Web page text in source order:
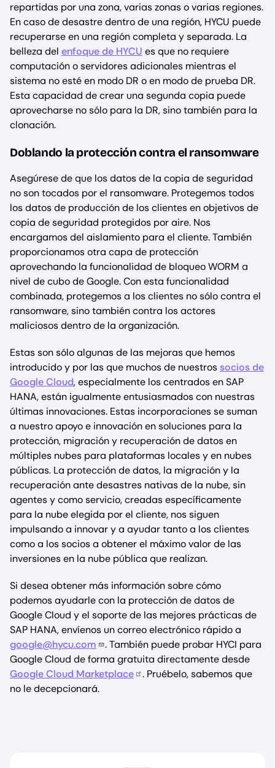
repartidas por una zona, varias zonas o varias regiones.
En caso de desastre dentro de una región, HYCU puede
recuperarse en una región completa y separada. La
belleza del enfoque de HYCU es que no requiere
computación o servidores adicionales mientras el
sistema no esté en modo DR o en modo de prueba DR.
Esta capacidad de crear una segunda copia puede
aprovecharse no sólo para la DR, sino también para la
clonación.
Doblando la protección contra el ransomware
Asegúrese de que los datos de la copia de seguridad
no son tocados por el ransomware. Protegemos todos
los datos de producción de los clientes en objetivos de
copia de seguridad protegidos por aire. Nos
encargamos del aislamiento para el cliente. También
proporcionamos otra capa de protección
aprovechando la funcionalidad de bloqueo WORM a
nivel de cubo de Google. Con esta funcionalidad
combinada, protegemos a los clientes no sólo contra el
ransomware, sino también contra los actores
maliciosos dentro de la organización.
Estas son sólo algunas de las mejoras que hemos
introducido y por las que muchos de nuestros socios de
Google Cloud, especialmente los centrados en SAP
HANA, están igualmente entusiasmados con nuestras
últimas innovaciones. Estas incorporaciones se suman
a nuestro apoyo e innovación en soluciones para la
protección, migración y recuperación de datos en
múltiples nubes para plataformas locales y en nubes
públicas. La protección de datos, la migración y la
recuperación ante desastres nativas de la nube, sin
agentes y como servicio, creadas específicamente
para la nube elegida por el cliente, nos siguen
impulsando a innovar y a ayudar tanto a los clientes
como a los socios a obtener el máximo valor de las
inversiones en la nube pública que realizan.
Si desea obtener más información sobre cómo
podemos ayudarle con la protección de datos de
Google Cloud y el soporte de las mejores prácticas de
SAP HANA, envíenos un correo electrónico rápido a
google@hycu.com
. También puede probar HYCI para
Google Cloud de forma gratuita directamente desde
Google Cloud Marketplace
. Pruébelo, sabemos que
no le decepcionará.